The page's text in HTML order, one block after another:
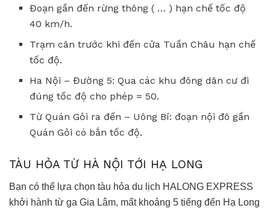
Đoạn gần đến rừng thông ( … ) hạn chế tốc độ
40 km/h.
Trạm cân trước khi đến cửa Tuần Châu hạn chế
tốc độ.
Ha Nội – Đường 5: Qua các khu đông dân cư đi
đúng tốc độ cho phép = 50.
Từ Quán Gỏi ra đến – Uông Bí: đoạn nội đô gần
Quán Gỏi có bắn tốc độ.
TÀU HỎA TỪ HÀ NỘI TỚI HẠ LONG
Bạn có thể lựa chọn tàu hỏa du lịch HALONG EXPRESS
khởi hành từ ga Gia Lâm, mất khoảng 5 tiếng đến Hạ Long